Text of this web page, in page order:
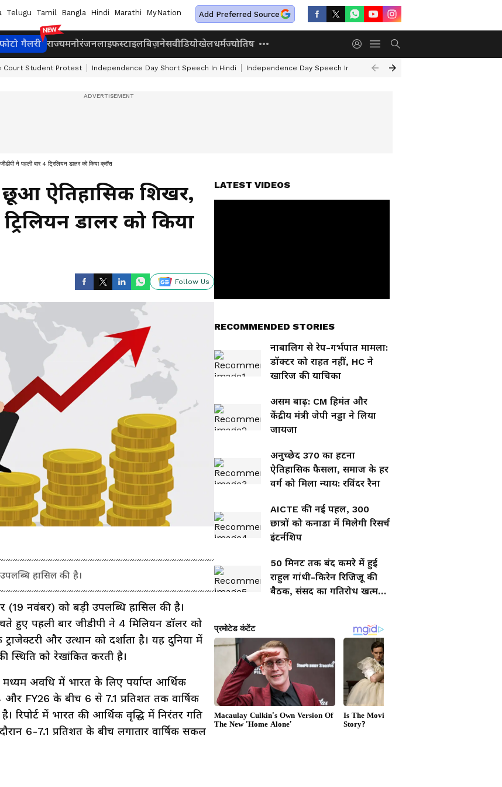
Telugu Tamil Bangla Hindi Marathi MyNation Add Preferred Source
फोटो गैलरी राज्यमनोरंजनलाइफस्टाइलबिज़नेसवीडियोखेलधर्मज्योतिष
Court Student Protest Independence Day Short Speech In Hindi Independence Day Speech In Hindi Air India Turbulence
ने पहली बार 4 ट्रिलियन डालर को किया क्रॉस
छूआ ऐतिहासिक शिखर,
डालर को किया
Follow Us
हासिल की है।
(19 नवंबर) को बड़ी उपलब्धि हासिल की है।
हुए पहली बार जीडीपी ने 4 मिलियन डॉलर को
और उत्थान को दर्शाता है। यह दुनिया में
स्थिति को रेखांकित करती है।
अवधि में भारत के लिए पर्याप्त आर्थिक
और FY26 के बीच 6 से 7.1 प्रतिशत तक वार्षिक
रिपोर्ट में भारत की आर्थिक वृद्धि में निरंतर गति
6-7.1 प्रतिशत के बीच लगातार वार्षिक सकल
LATEST VIDEOS
RECOMMENDED STORIES
नाबालिग से रेप-गर्भपात मामला:
डॉक्टर को राहत नहीं, HC ने
खारिज की याचिका
असम बाढ़: CM हिमंत और
केंद्रीय मंत्री जेपी नड्डा ने लिया
जायजा
अनुच्छेद 370 का हटना
ऐतिहासिक फैसला, समाज के हर
वर्ग को मिला न्याय: रविंदर रैना
AICTE की नई पहल, 300
छात्रों को कनाडा में मिलेगी रिसर्च
इंटर्नशिप
50 मिनट तक बंद कमरे में हुई
राहुल गांधी-किरेन रिजिजू की
बैठक, संसद का गतिरोध खत्म